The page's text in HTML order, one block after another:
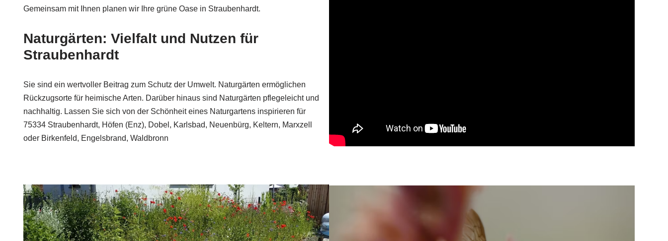
Gemeinsam mit Ihnen planen wir Ihre grüne Oase in Straubenhardt.
Naturgärten: Vielfalt und Nutzen für
Straubenhardt
Sie sind ein wertvoller Beitrag zum Schutz der Umwelt. Naturgärten ermöglichen
Rückzugsorte für heimische Arten. Darüber hinaus sind Naturgärten pflegeleicht und
nachhaltig. Lassen Sie sich von der Schönheit eines Naturgartens inspirieren für
75334 Straubenhardt, Höfen (Enz), Dobel, Karlsbad, Neuenbürg, Keltern, Marxzell
oder Birkenfeld, Engelsbrand, Waldbronn